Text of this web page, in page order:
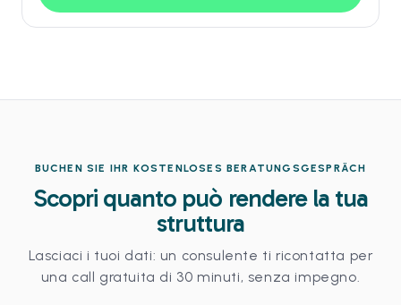
BUCHEN SIE IHR KOSTENLOSES BERATUNGSGESPRÄCH
Scopri quanto può rendere la tua
struttura
Lasciaci i tuoi dati: un consulente ti ricontatta per
una call gratuita di 30 minuti, senza impegno.